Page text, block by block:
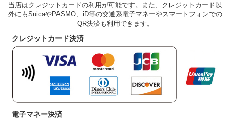
当店はクレジットカードの利用が可能です。また、クレジットカード以
外にもSuicaやPASMO、iD等の交通系電子マネーやスマートフォンでの
QR決済も利用できます。
クレジットカード決済
電子マネー決済